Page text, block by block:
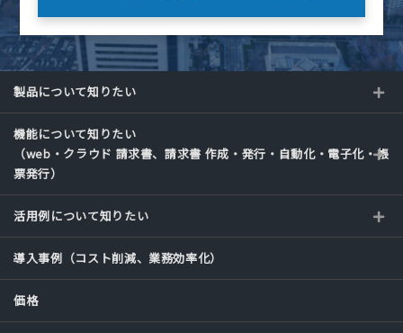
製品について知りたい
機能について知りたい
（web・クラウド 請求書、請求書 作成・発行・自動化・電子化・帳
票発行）
活用例について知りたい
導入事例（コスト削減、業務効率化）
価格